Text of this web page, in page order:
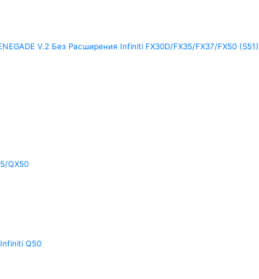
V.2 Без Расширения Infiniti FX30D/FX35/FX37/FX50 (S51)
QX50
Q50